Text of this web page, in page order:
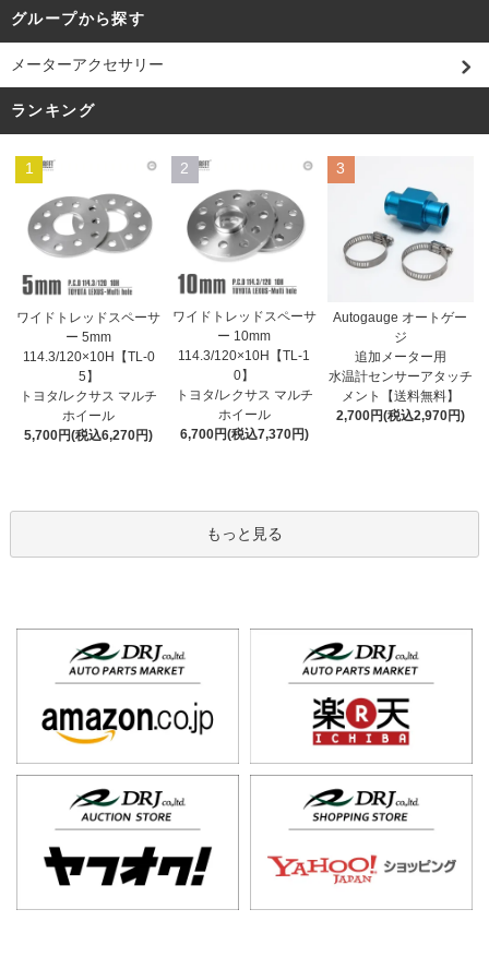
グループから探す
メーターアクセサリー
ランキング
1
ワイドトレッドスペーサ
ー 5mm
114.3/120×10H【TL-0
5】
トヨタ/レクサス マルチ
ホイール
5,700円(税込6,270円)
2
ワイドトレッドスペーサ
ー 10mm
114.3/120×10H【TL-1
0】
トヨタ/レクサス マルチ
ホイール
6,700円(税込7,370円)
3
Autogauge オートゲー
ジ
追加メーター用
水温計センサーアタッチ
メント【送料無料】
2,700円(税込2,970円)
もっと見る